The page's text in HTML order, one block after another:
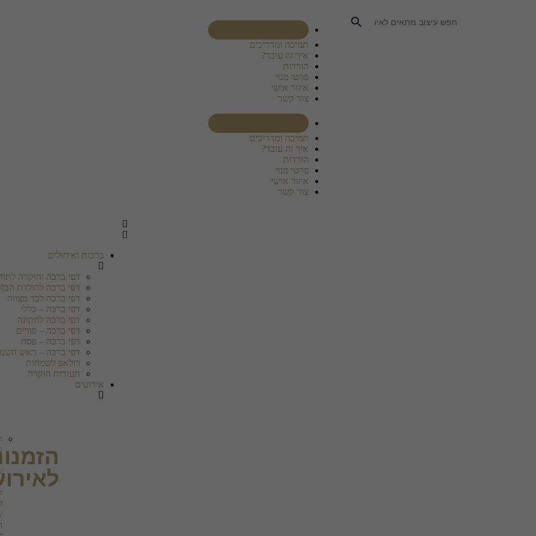
תמיכה ומדריכים
איך זה עובד?
הורדות
פרטי מנוי
איזור אישי
צור קשר
תמיכה ומדריכים
איך זה עובד?
הורדות
פרטי מנוי
איזור אישי
צור קשר
ברכות ואיחולים
דפי ברכה והוקרה
דפי ברכה להולדת
דפי ברכה לבר מצווה
דפי ברכה – כללי
דפי ברכה לחתונה
דפי ברכה – פורים
דפי ברכה – פסח
דפי ברכה – ראש
רולאפ לשמחות
תעודות הוקרה
אירועים
/
/